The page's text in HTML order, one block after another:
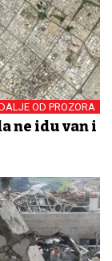
OD PROZORA
ne idu van i